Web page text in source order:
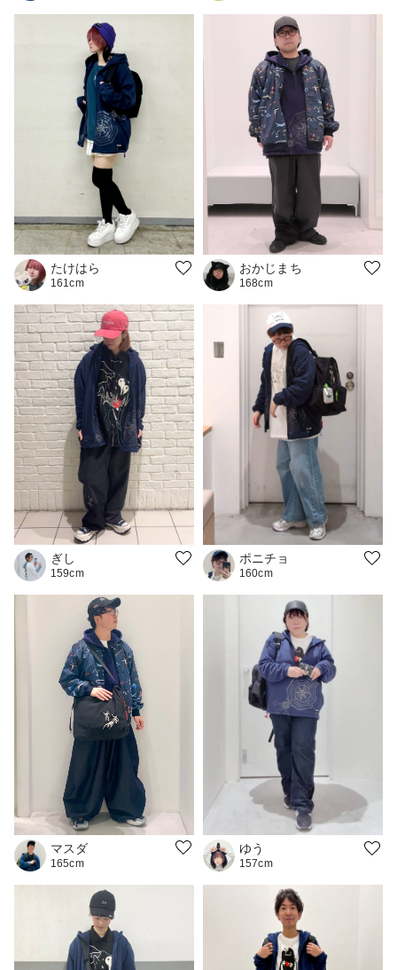
たけはら
161cm
おかじまち
168cm
ぎし
159cm
ポニチョ
160cm
マスダ
165cm
ゆう
157cm